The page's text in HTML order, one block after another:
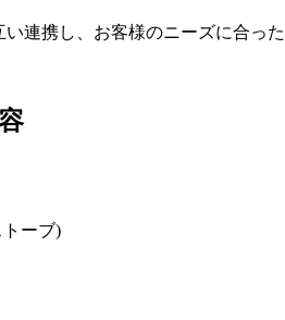
連携し、お客様のニーズに合っ